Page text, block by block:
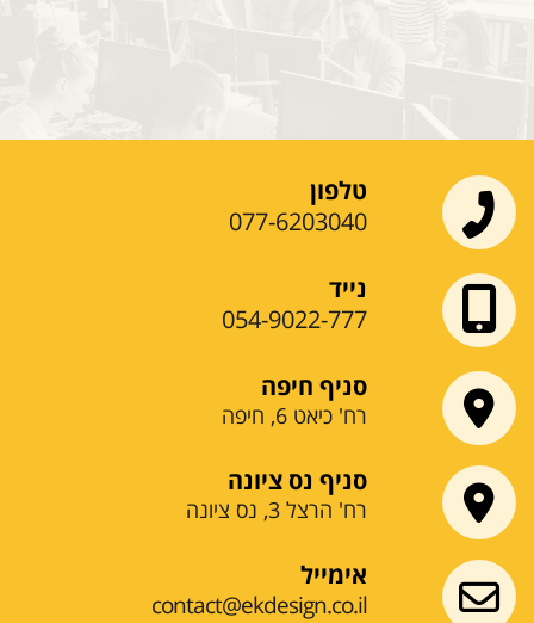
טלפון
077-6203040
נייד
054-9022-777
סניף חיפה
רח' כיאט 6, חיפה
סניף נס ציונה
רח' הרצל 3, נס ציונה
אימייל
contact@ekdesign.co.il